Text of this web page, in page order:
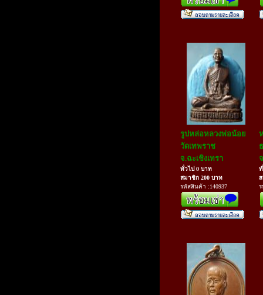
รูปหล่อหลวงพ่อน้อย
วัดเทพราช
จ.ฉะเชิงเทรา
ทั่วไป 0 บาท
สมาชิก 200 บาท
รหัสสินค้า :140937